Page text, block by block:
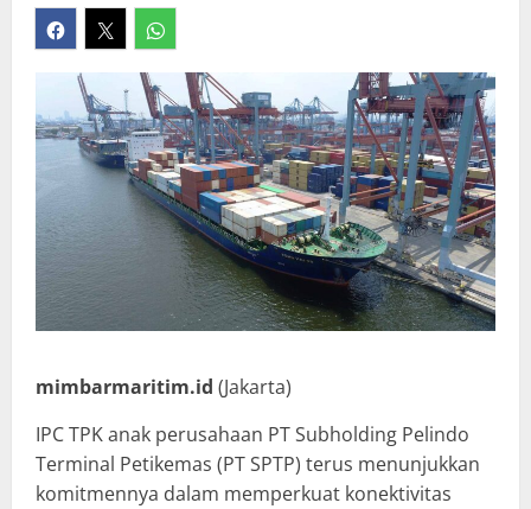
mimbarmaritim.id (Jakarta)
IPC TPK anak perusahaan PT Subholding Pelindo
Terminal Petikemas (PT SPTP) terus menunjukkan
komitmennya dalam memperkuat konektivitas